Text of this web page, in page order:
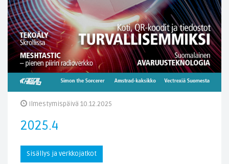
Ilmestymispäivä 10.12.2025
2025.4
Sisällys ja verkkojatkot